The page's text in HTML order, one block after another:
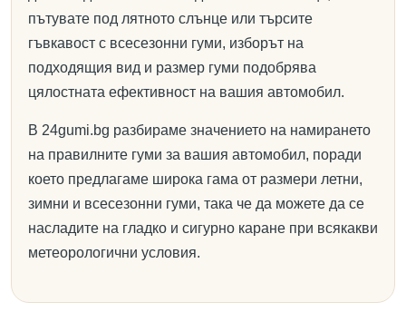
пътувате под лятното слънце или търсите
гъвкавост с всесезонни гуми, изборът на
подходящия вид и размер гуми подобрява
цялостната ефективност на вашия автомобил.
В 24gumi.bg разбираме значението на намирането
на правилните гуми за вашия автомобил, поради
което предлагаме широка гама от размери летни,
зимни и всесезонни гуми, така че да можете да се
насладите на гладко и сигурно каране при всякакви
метеорологични условия.